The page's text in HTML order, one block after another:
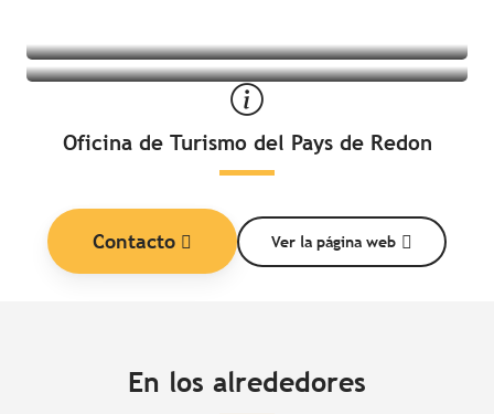
Oficina de Turismo del Pays de Redon
Contacto Ver la página web
En los alrededores